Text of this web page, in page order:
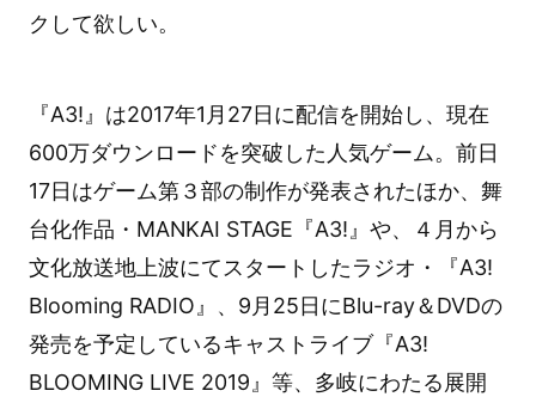
クして欲しい。
『A3!』は2017年1月27日に配信を開始し、現在
600万ダウンロードを突破した人気ゲーム。前日
17日はゲーム第３部の制作が発表されたほか、舞
台化作品・MANKAI STAGE『A3!』や、４月から
文化放送地上波にてスタートしたラジオ・『A3!
Blooming RADIO』、9月25日にBlu-ray＆DVDの
発売を予定しているキャストライブ『A3!
BLOOMING LIVE 2019』等、多岐にわたる展開